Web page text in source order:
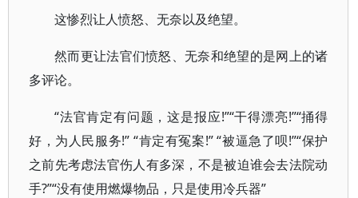
这惨烈让人愤怒、无奈以及绝望。
然而更让法官们愤怒、无奈和绝望的是网上的诸
多评论。
“法官肯定有问题，这是报应!”“干得漂亮!”“捅得
好，为人民服务!” “肯定有冤案!” “被逼急了呗!”“保护
之前先考虑法官伤人有多深，不是被迫谁会去法院动
手?”“没有使用燃爆物品，只是使用冷兵器”